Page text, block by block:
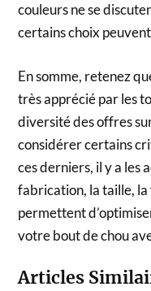
couleurs ne se
certains choix
En somme, retenez
très apprécié par les
diversité des offres
considérer certains
ces derniers, il y a les
fabrication, la taille, la
permettent
votre bout de chou
Articles